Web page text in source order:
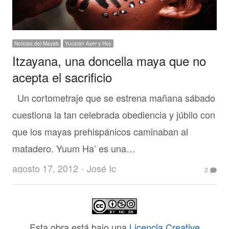
Noticias del Mayab Yucatán Ayer y Hoy
Itzayana, una doncella maya que no
acepta el sacrificio
Un cortometraje que se estrena mañana sábado
cuestiona la tan celebrada obediencia y júbilo con
que los mayas prehispánicos caminaban al
matadero. Yuum Ha’ es una…
agosto 17, 2012
Author
José Ic 2